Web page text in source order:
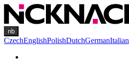
nb
CzechEnglishPolishDutchGermanItalian